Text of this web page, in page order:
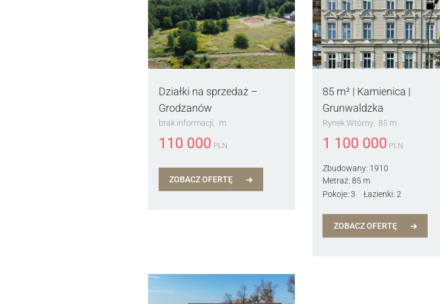
Działki na sprzedaż –
Grodzanów
brak informacji m
110 000 PLN
ZOBACZ OFERTĘ
85 m² | Kamienica |
Grunwaldzka
Rynek Wtórny 85 m
1 100 000 PLN
Zbudowany: 1910
Metraż: 85 m
Pokoje: 3 Łazienki: 2
ZOBACZ OFERTĘ